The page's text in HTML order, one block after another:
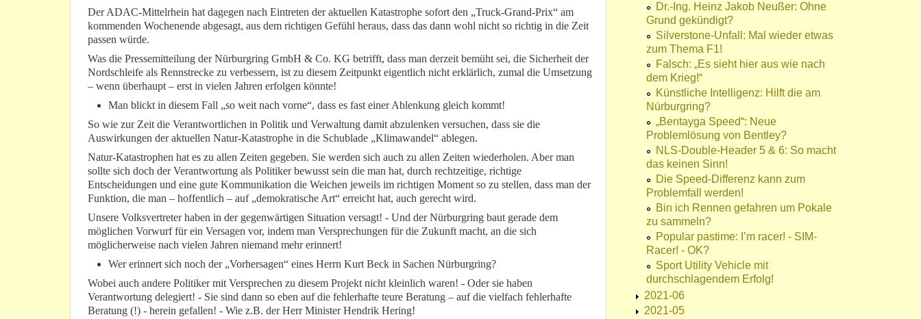
Der ADAC-Mittelrhein hat dagegen nach Eintreten der aktuellen Katastrophe sofort den „Truck-Grand-Prix“ am
kommenden Wochenende abgesagt, aus dem richtigen Gefühl heraus, dass das dann wohl nicht so richtig in die Zeit
passen würde.
Was die Pressemitteilung der Nürburgring GmbH & Co. KG betrifft, dass man derzeit bemüht sei, die Sicherheit der
Nordschleife als Rennstrecke zu verbessern, ist zu diesem Zeitpunkt eigentlich nicht erklärlich, zumal die Umsetzung
– wenn überhaupt – erst in vielen Jahren erfolgen könnte!
Man blickt in diesem Fall „so weit nach vorne“, dass es fast einer Ablenkung gleich kommt!
So wie zur Zeit die Verantwortlichen in Politik und Verwaltung damit abzulenken versuchen, dass sie die
Auswirkungen der aktuellen Natur-Katastrophe in die Schublade „Klimawandel“ ablegen.
Natur-Katastrophen hat es zu allen Zeiten gegeben. Sie werden sich auch zu allen Zeiten wiederholen. Aber man
sollte sich doch der Verantwortung als Politiker bewusst sein die man hat, durch rechtzeitige, richtige
Entscheidungen und eine gute Kommunikation die Weichen jeweils im richtigen Moment so zu stellen, dass man der
Funktion, die man – hoffentlich – auf „demokratische Art“ erreicht hat, auch gerecht wird.
Unsere Volksvertreter haben in der gegenwärtigen Situation versagt! - Und der Nürburgring baut gerade dem
möglichen Vorwurf für ein Versagen vor, indem man Versprechungen für die Zukunft macht, an die sich
möglicherweise nach vielen Jahren niemand mehr erinnert!
Wer erinnert sich noch der „Vorhersagen“ eines Herrn Kurt Beck in Sachen Nürburgring?
Wobei auch andere Politiker mit Versprechen zu diesem Projekt nicht kleinlich waren! - Oder sie haben
Verantwortung delegiert! - Sie sind dann so eben auf die fehlerhafte teure Beratung – auf die vielfach fehlerhafte
Beratung (!) - herein gefallen! - Wie z.B. der Herr Minister Hendrik Hering!
Dr.-Ing. Heinz Jakob Neußer: Ohne
Grund gekündigt?
Silverstone-Unfall: Mal wieder etwas
zum Thema F1!
Falsch: „Es sieht hier aus wie nach
dem Krieg!“
Künstliche Intelligenz: Hilft die am
Nürburgring?
„Bentayga Speed“: Neue
Problemlösung von Bentley?
NLS-Double-Header 5 & 6: So macht
das keinen Sinn!
Die Speed-Differenz kann zum
Problemfall werden!
Bin ich Rennen gefahren um Pokale
zu sammeln?
Popular pastime: I’m racer! - SIM-
Racer! - OK?
Sport Utility Vehicle mit
durchschlagendem Erfolg!
2021-06
2021-05